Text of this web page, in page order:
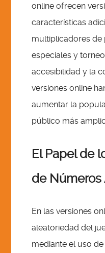
online ofrecen
características
multiplicadores de
especiales y
accesibilidad y la
versiones online
aumentar la
público más
El Papel de
de Números
En las versiones
aleatoriedad del
mediante el uso